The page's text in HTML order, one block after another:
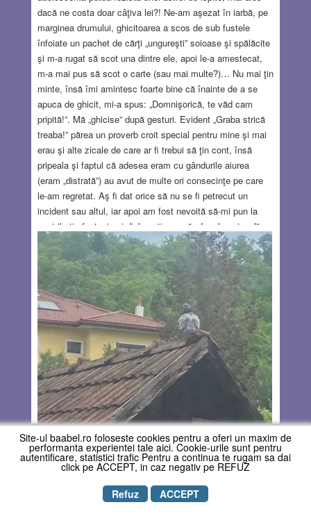
dacă ne costa doar câţiva lei?! Ne-am aşezat în iarbă, pe
marginea drumului, ghicitoarea a scos de sub fustele
înfoiate un pachet de cărţi „ungureşti” soioase şi spălăcite
şi m-a rugat să scot una dintre ele, apoi le-a amestecat,
m-a mai pus să scot o carte (sau mai multe?)… Nu mai ţin
minte, însă îmi amintesc foarte bine că înainte de a se
apuca de ghicit, mi-a spus: „Domnişorică, te văd cam
pripită!”. Mă „ghicise” după gesturi. Evident „Graba strică
treaba!” părea un proverb croit special pentru mine şi mai
erau şi alte zicale de care ar fi trebui să ţin cont, însă
pripeala şi faptul că adesea eram cu gândurile aiurea
(eram „distrată”) au avut de multe ori consecinţe pe care
le-am regretat. Aş fi dat orice să nu se fi petrecut un
incident sau altul, iar apoi am fost nevoită să-mi pun la
contribuţie fantezia şi diplomaţia ca să „dreg busuiocul”.
Ce n-aş fi dat să existe o formulă magică de „desfacere” a
celor deja făcute! Aceste rânduri mi-au fost inspirate
(printre altele) şi de manifestarea (din 26 iulie a.c.) de
omagiere a controversatului savant român Nicolae
Paulescu, organizată de Academia Română…
Read
more…
AUG 12, 2021 17 COMMENTS
Site-ul baabel.ro foloseste cookies pentru a oferi un maxim de
performanta experientei tale aici. Cookie-urile sunt pentru
autentificare, statistici trafic Pentru a continua te rugam sa dai
click pe ACCEPT, in caz negativ pe REFUZ
Refuz
ACCEPT